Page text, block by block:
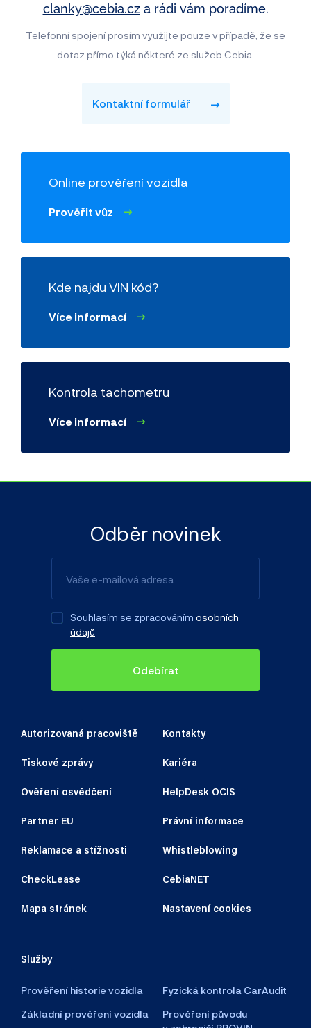
clanky@cebia.cza rádi vám poradíme.
Telefonní spojení prosím využijte pouze v případě, že se
dotaz přímo týká některé ze služeb Cebia.
Kontaktní formulář
Online prověření vozidla
Prověřit vůz
Kde najdu VIN kód?
Více informací
Kontrola tachometru
Více informací
Autorizovaná pracoviště Kontakty
Tiskové zprávy Kariéra
Ověření osvědčení HelpDesk OCIS
Partner EU Právní informace
Reklamace a stížnosti Whistleblowing
CheckLease CebiaNET
Mapa stránek Nastavení cookies
Služby
Prověření historie vozidla
Fyzická kontrola CarAudit
Základní prověření vozidla
Prověření původu
Odběr novinek
Souhlasím se zpracováním osobních
údajů
Odebírat